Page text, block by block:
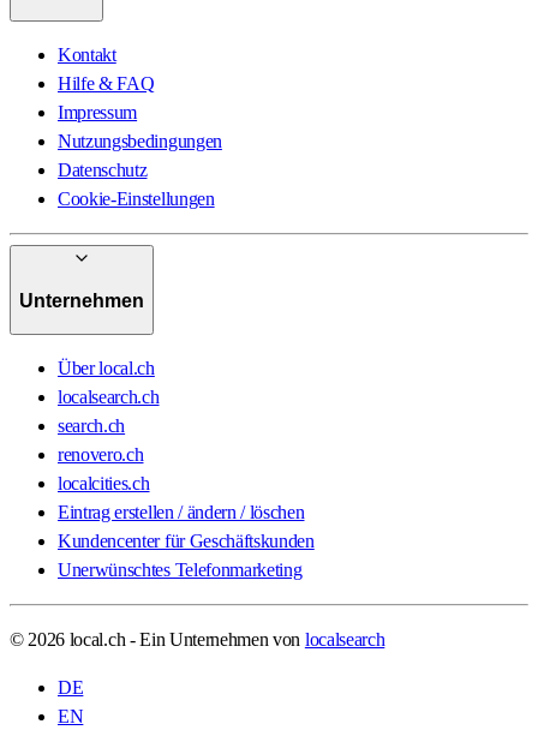
Kontakt
Hilfe & FAQ
Impressum
Nutzungsbedingungen
Datenschutz
Cookie-Einstellungen
Unternehmen
Über local.ch
localsearch.ch
search.ch
renovero.ch
localcities.ch
Eintrag erstellen / ändern / löschen
Kundencenter für Geschäftskunden
Unerwünschtes Telefonmarketing
© 2026 local.ch - Ein Unternehmen von localsearch
DE
EN